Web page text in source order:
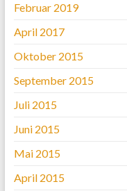
Februar 2019
April 2017
Oktober 2015
September 2015
Juli 2015
Juni 2015
Mai 2015
April 2015